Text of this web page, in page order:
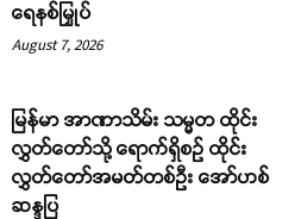
ရေနစ်မြှုပ်
August 7, 2026
မြန်မာ အာဏာသိမ်း သမ္မတ ထိုင်း
လွှတ်တော်သို့ ရောက်ရှိစဉ် ထိုင်း
လွှတ်တော်အမတ်တစ်ဦး အော်ဟစ်
ဆန္ဒပြ